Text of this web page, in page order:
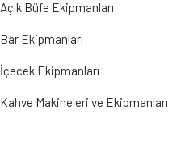
Açık Büfe Ekipmanları
Bar Ekipmanları
İçecek Ekipmanları
Kahve Makineleri ve Ekipmanları